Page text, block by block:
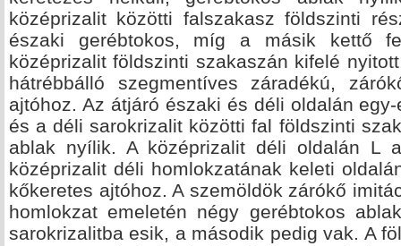
középrizalit közötti falszakasz földszinti
északi gerébtokos, míg a másik kettő
középrizalit földszinti szakaszán kifelé
hátrébbálló szegmentíves záradékú,
ajtóhoz. Az átjáró északi és déli oldalán
és a déli sarokrizalit közötti fal földszinti
ablak nyílik. A középrizalit déli oldalán L
középrizalit déli homlokzatának keleti
kőkeretes ajtóhoz. A szemöldök zárókő
homlokzat emeletén négy gerébtokos
sarokrizalitba esik, a második pedig vak. A